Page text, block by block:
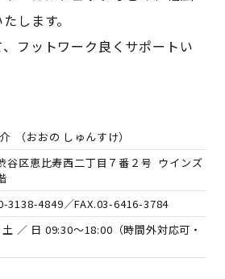
します。
フットワーク良くサポートい
（おおの しゅんすけ）
谷区恵比寿西二丁目７番２号 ウインズ
3138-4849／FAX.03-6416-3784
／ 日 09:30～18:00（時間外対応可・